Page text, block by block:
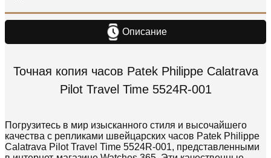
Описание
Точная копия часов Patek Philippe Calatrava
Pilot Travel Time 5524R-001
Погрузитесь в мир изысканного стиля и высочайшего
качества с репликами швейцарских часов Patek Philippe
Calatrava Pilot Travel Time 5524R-001, представленными